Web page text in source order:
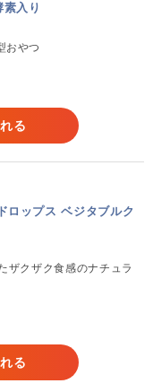
入り
おやつ
る
ロップス ベジタブルク
ザクザク食感のナチュラ
る